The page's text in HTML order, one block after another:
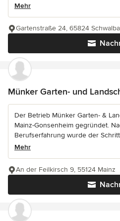
Mehr
Gartenstraße 24, 65824
Münker Garten- und
Der Betrieb Münker Garten- &
Mainz-Gonsenheim gegründet.
Berufserfahrung wurde der
Mehr
An der Feilkirsch 9, 55124 Mainz